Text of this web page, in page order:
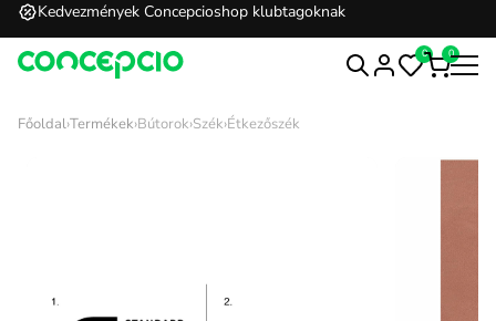
Kedvezmények Concepcioshop klubtagoknak
0 0
Főoldal›Termékek›Bútorok›Szék›Étkezőszék